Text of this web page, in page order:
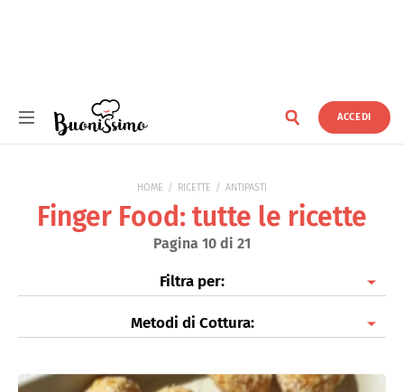
ACCEDI
HOME RICETTE ANTIPASTI
Finger Food: tutte le ricette
Pagina 10 di 21
Filtra per:
Antipasti di Pesce
Finger Food
Metodi di Cottura: